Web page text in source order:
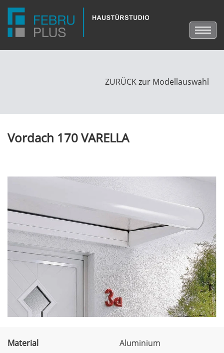
ZURÜCK zur Modellauswahl
Vordach 170 VARELLA
Material
Aluminium